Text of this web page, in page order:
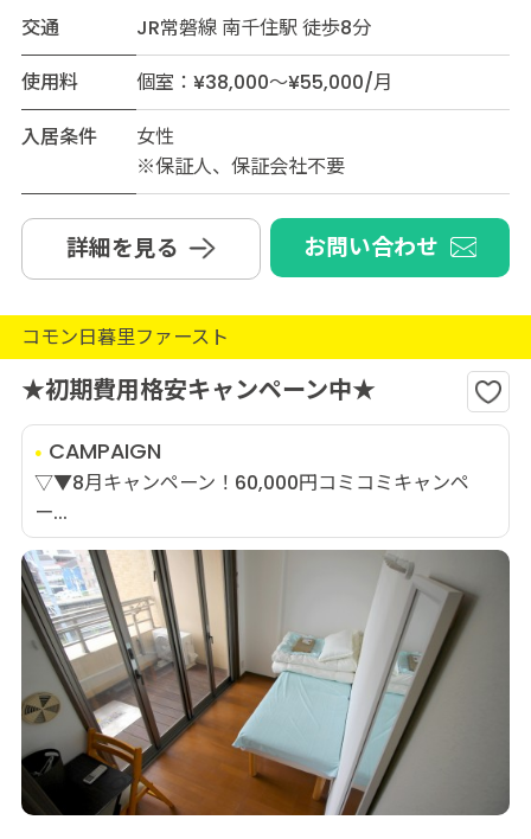
交通
JR常磐線 南千住駅 徒歩8分
使用料
個室：¥38,000～¥55,000/月
入居条件
女性
※保証人、保証会社不要
詳細を見る お問い合わせ
コモン日暮里ファースト
★初期費用格安キャンペーン中★
CAMPAIGN
▽▼8月キャンペーン！60,000円コミコミキャンペ
ー...